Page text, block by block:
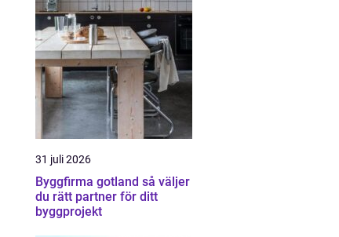
31 juli 2026
Byggfirma gotland så väljer
du rätt partner för ditt
byggprojekt